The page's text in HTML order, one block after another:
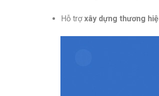
Hỗ trợxây dựng thương